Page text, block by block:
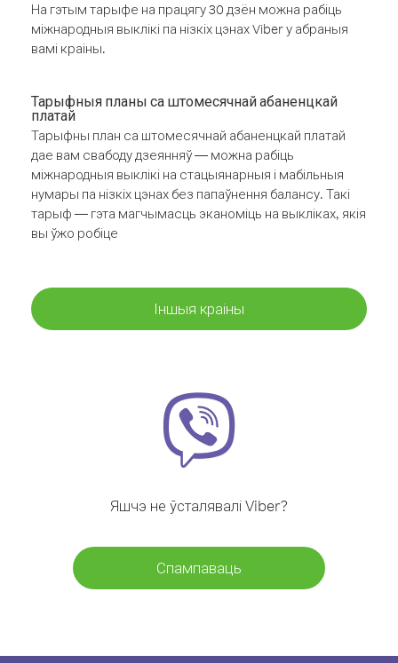
На гэтым тарыфе на працягу 30 дзён можна рабіць
міжнародныя выклікі па нізкіх цэнах Viber у абраныя
вамі краіны.
Тарыфныя планы са штомесячнай абаненцкай
платай
Тарыфны план са штомесячнай абаненцкай платай
дае вам свабоду дзеянняў — можна рабіць
міжнародныя выклікі на стацыянарныя і мабільныя
нумары па нізкіх цэнах без папаўнення балансу. Такі
тарыф — гэта магчымасць эканоміць на выкліках, якія
вы ўжо робіце
Іншыя краіны
Яшчэ не ўсталявалі Viber?
Спампаваць